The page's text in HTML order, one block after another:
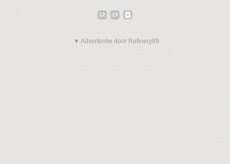
12 13
▼ Advertentie door Refinery89